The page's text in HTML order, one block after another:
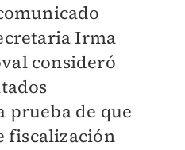
Irma
consideró
prueba de que
fiscalización